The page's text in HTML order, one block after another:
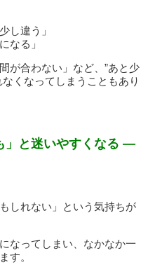
し違う」
なる」
が合わない」など、”あと少
くなってしまうこともあり
」と迷いやすくなる —
しれない」という気持ちが
なってしまい、なかなか一
す。